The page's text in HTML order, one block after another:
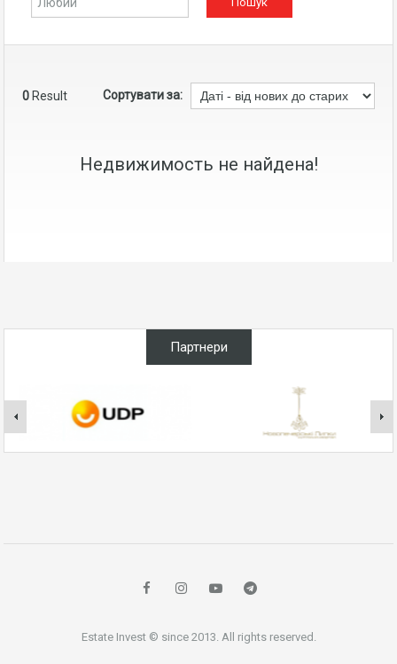
0 Result Сортувати за:
Недвижимость не найдена!
Партнери
Estate Invest © since 2013. All rights reserved.